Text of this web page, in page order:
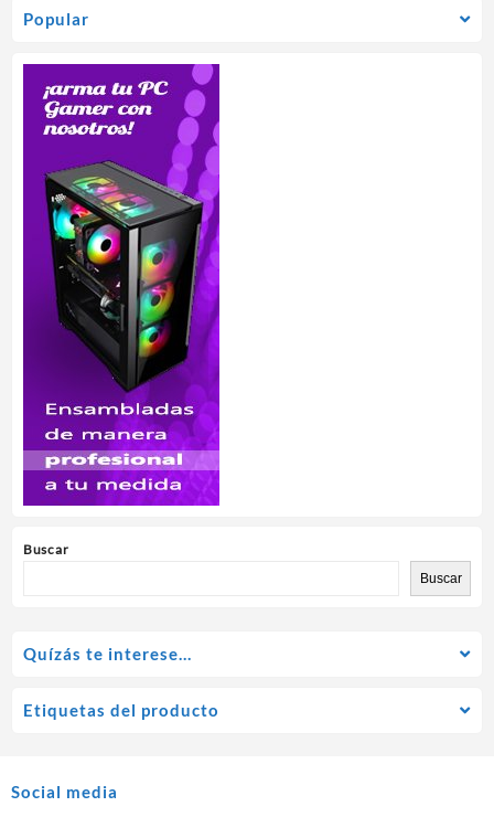
Popular
Buscar
Buscar
Quízás te interese…
Etiquetas del producto
Social media